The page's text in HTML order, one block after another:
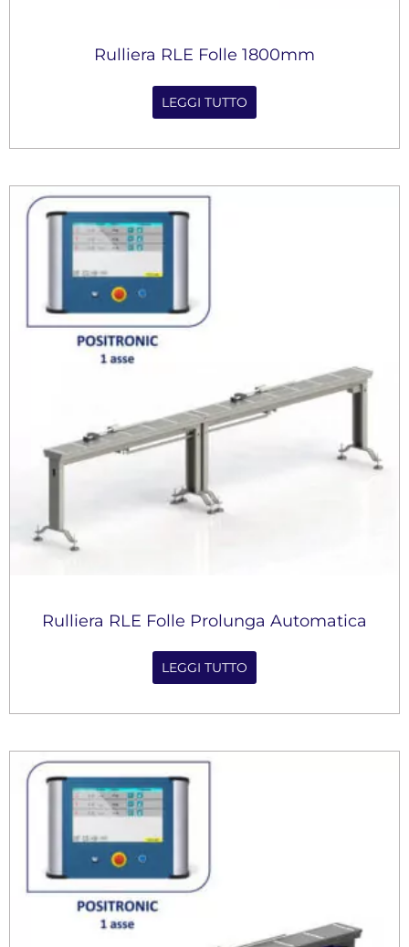
Rulliera RLE Folle 1800mm
LEGGI TUTTO
Rulliera RLE Folle Prolunga Automatica
LEGGI TUTTO